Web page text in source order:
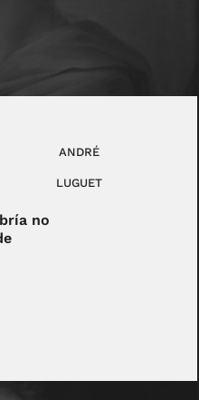
no
ANDRÉ
LUGUET